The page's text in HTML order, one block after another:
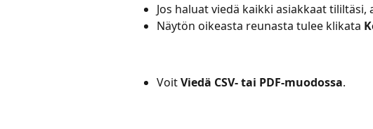
Jos haluat viedä kaikki asiakkaat tililtäsi,
Näytön oikeasta reunasta tulee klikata
Voit Viedä CSV- tai PDF-muodossa.